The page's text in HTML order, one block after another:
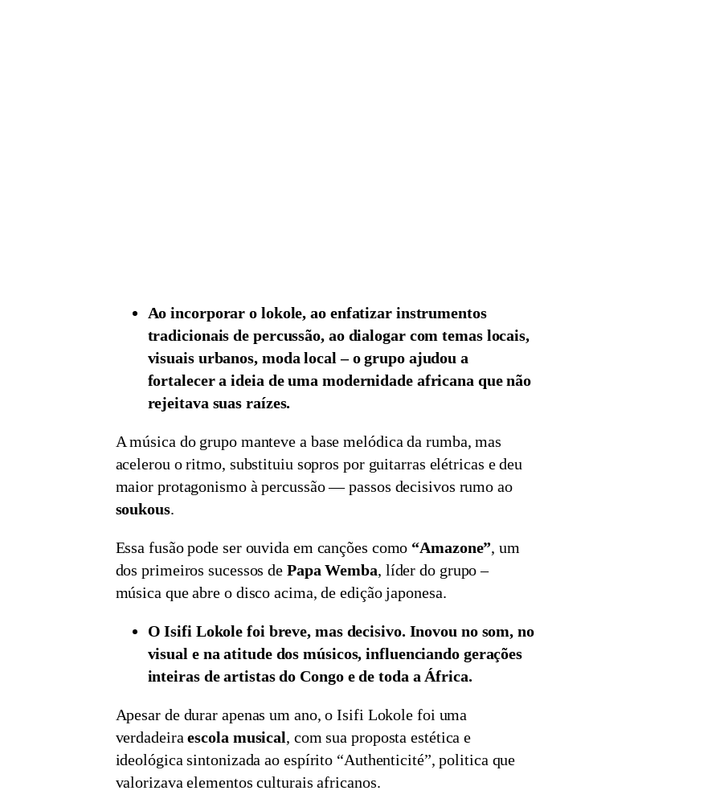
Ao incorporar o lokole, ao enfatizar instrumentos
tradicionais de percussão, ao dialogar com temas locais,
visuais urbanos, moda local – o grupo ajudou a
fortalecer a ideia de uma modernidade africana que não
rejeitava suas raízes.
A música do grupo manteve a base melódica da rumba, mas
acelerou o ritmo, substituiu sopros por guitarras elétricas e deu
maior protagonismo à percussão — passos decisivos rumo ao
soukous.
Essa fusão pode ser ouvida em canções como “Amazone”, um
dos primeiros sucessos de Papa Wemba, líder do grupo –
música que abre o disco acima, de edição japonesa.
O Isifi Lokole foi breve, mas decisivo. Inovou no som, no
visual e na atitude dos músicos, influenciando gerações
inteiras de artistas do Congo e de toda a África.
Apesar de durar apenas um ano, o Isifi Lokole foi uma
verdadeiraescola musical, com sua proposta estética e
ideológica sintonizada ao espírito “Authenticité”, politica que
valorizava elementos culturais africanos.